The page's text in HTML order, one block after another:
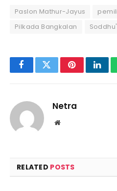
Paslon Mathur-Jayus
Pilkada Bangkalan
FacebookTwitterPinterest
Netra
Website
RELATED POSTS